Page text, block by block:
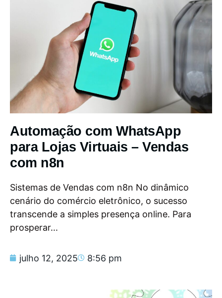
Automação com WhatsApp
para Lojas Virtuais – Vendas
com n8n
Sistemas de Vendas com n8n No dinâmico
cenário do comércio eletrônico, o sucesso
transcende a simples presença online. Para
prosperar...
julho 12, 2025 8:56 pm